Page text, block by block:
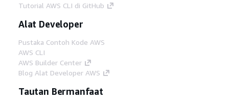
Tutorial AWS CLI di GitHub
Alat Developer
Pustaka Contoh Kode AWS
AWS CLI
AWS Builder Center
Blog Alat Developer AWS
Tautan Bermanfaat